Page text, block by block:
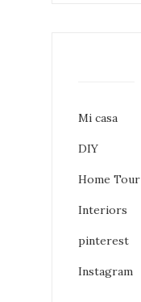
Mi casa
DIY
Home Tour
Interiors
pinterest
Instagram